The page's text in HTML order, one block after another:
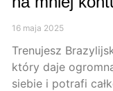
16 maja 2025
Trenujesz
który daje
siebie i potrafi